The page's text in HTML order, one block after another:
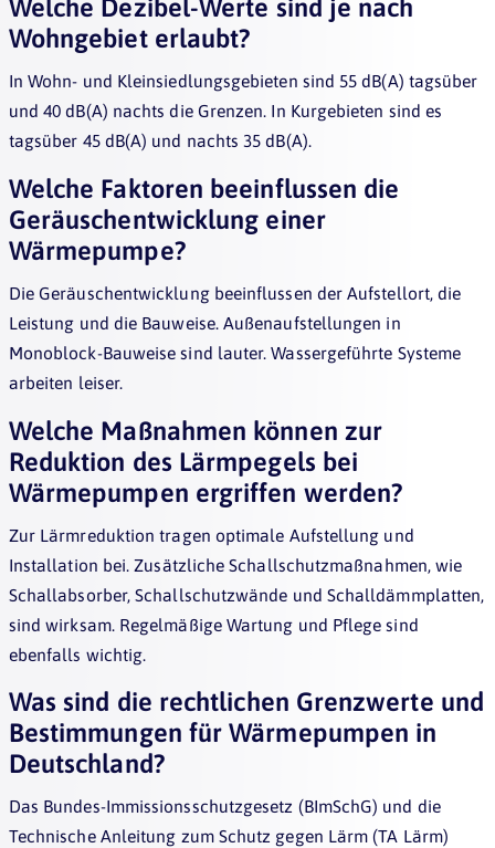
Welche Dezibel-Werte sind je nach
Wohngebiet erlaubt?
In Wohn- und Kleinsiedlungsgebieten sind 55 dB(A) tagsüber
und 40 dB(A) nachts die Grenzen. In Kurgebieten sind es
tagsüber 45 dB(A) und nachts 35 dB(A).
Welche Faktoren beeinflussen die
Geräuschentwicklung einer
Wärmepumpe?
Die Geräuschentwicklung beeinflussen der Aufstellort, die
Leistung und die Bauweise. Außenaufstellungen in
Monoblock-Bauweise sind lauter. Wassergeführte Systeme
arbeiten leiser.
Welche Maßnahmen können zur
Reduktion des Lärmpegels bei
Wärmepumpen ergriffen werden?
Zur Lärmreduktion tragen optimale Aufstellung und
Installation bei. Zusätzliche Schallschutzmaßnahmen, wie
Schallabsorber, Schallschutzwände und Schalldämmplatten,
sind wirksam. Regelmäßige Wartung und Pflege sind
ebenfalls wichtig.
Was sind die rechtlichen Grenzwerte und
Bestimmungen für Wärmepumpen in
Deutschland?
Das Bundes-Immissionsschutzgesetz (BImSchG) und die
Technische Anleitung zum Schutz gegen Lärm (TA Lärm)